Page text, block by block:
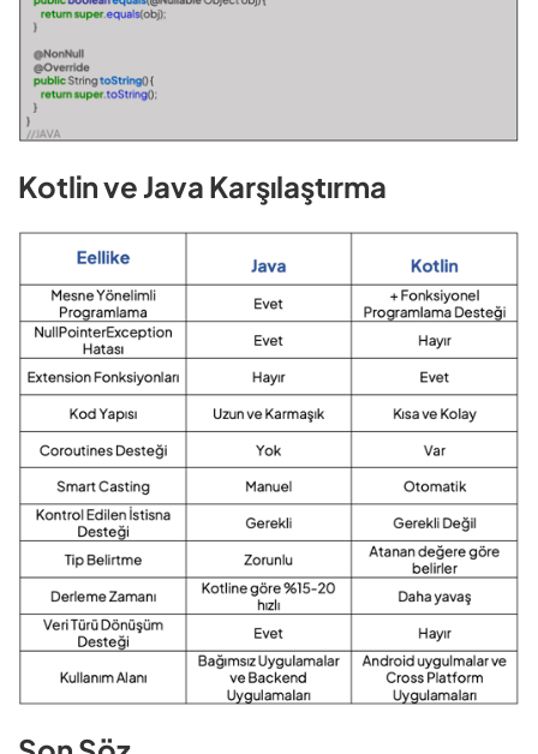
Kotlin ve Java Karşılaştırma